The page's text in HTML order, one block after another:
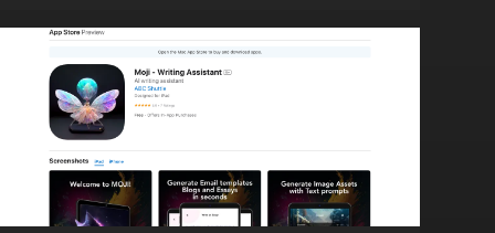
Vorlagen, die den Content-
Erstellungsprozess vereinfachen und
hochwertige Ergebnisse liefern. Nutze die
fortschrittliche KI-Technologie, um schnell
einzigartige Inhalte zu generieren, wähle aus
verschiedenen Vorlagen für unterschiedliche
Zwecke und profitiere von vereinfachten
Preismodellen.